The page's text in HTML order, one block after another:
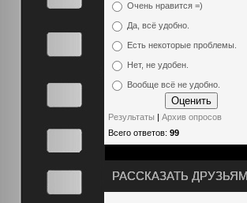
Очень нравится =)
Да, всё удобно.
Есть некоторые проблемы.
Нет, не удобен.
Вообще всё не удобно.
Результаты
Архив опросов
Всего ответов: 99
РАССКАЗАТЬ ДРУЗЬЯМ